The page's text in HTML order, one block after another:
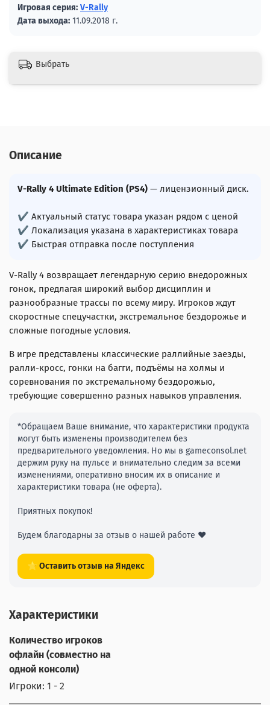
Игровая серия: V-Rally
Дата выхода: 11.09.2018 г.
Выбрать
Описание
V-Rally 4 Ultimate Edition (PS4) — лицензионный диск.
✔ Актуальный статус товара указан рядом с ценой
✔ Локализация указана в характеристиках товара
✔ Быстрая отправка после поступления
V-Rally 4 возвращает легендарную серию внедорожных
гонок, предлагая широкий выбор дисциплин и
разнообразные трассы по всему миру. Игроков ждут
скоростные спецучастки, экстремальное бездорожье и
сложные погодные условия.
В игре представлены классические раллийные заезды,
ралли-кросс, гонки на багги, подъёмы на холмы и
соревнования по экстремальному бездорожью,
требующие совершенно разных навыков управления.
*Обращаем Ваше внимание, что характеристики продукта
могут быть изменены производителем без
предварительного уведомления. Но мы в gameconsol.net
держим руку на пульсе и внимательно следим за всеми
изменениями, оперативно вносим их в описание и
характеристики товара (не оферта).
Приятных покупок!
Будем благодарны за отзыв о нашей работе ❤️
⭐ Оставить отзыв на Яндекс
Характеристики
Количество игроков
офлайн (совместно на
одной консоли)
Игроки: 1 - 2